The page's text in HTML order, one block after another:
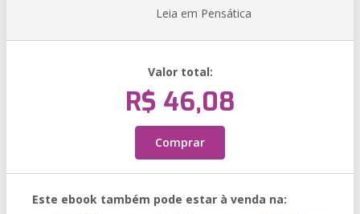
Leia em Pensática
Valor total:
R$ 46,08
Comprar
Este ebook também pode estar à venda na: